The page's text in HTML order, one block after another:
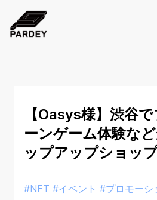
【Oasys様】渋谷
ーンゲーム体験な
ップアップショッ
#NFT #イベント #プロモーシ